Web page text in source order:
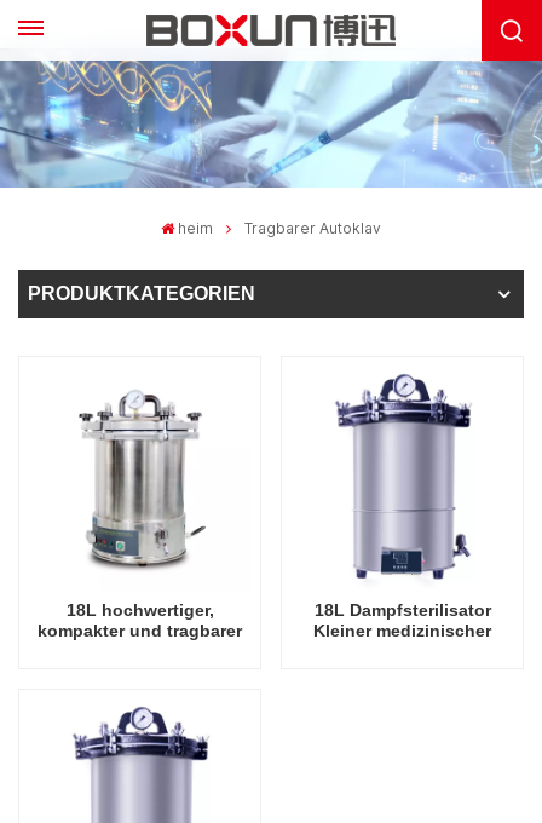
heim Tragbarer Autoklav
PRODUKTKATEGORIEN
18L hochwertiger,
kompakter und tragbarer
18L Dampfsterilisator
Kleiner medizinischer